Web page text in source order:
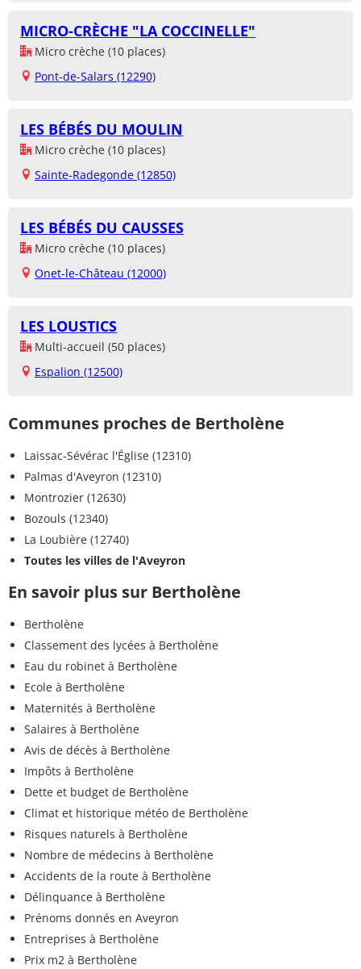
MICRO-CRÈCHE "LA COCCINELLE"
Micro crèche (10 places)
Pont-de-Salars (12290)
LES BÉBÉS DU MOULIN
Micro crèche (10 places)
Sainte-Radegonde (12850)
LES BÉBÉS DU CAUSSES
Micro crèche (10 places)
Onet-le-Château (12000)
LES LOUSTICS
Multi-accueil (50 places)
Espalion (12500)
Communes proches de Bertholène
Laissac-Sévérac l'Église (12310)
Palmas d'Aveyron (12310)
Montrozier (12630)
Bozouls (12340)
La Loubière (12740)
Toutes les villes de l'Aveyron
En savoir plus sur Bertholène
Bertholène
Classement des lycées à Bertholène
Eau du robinet à Bertholène
Ecole à Bertholène
Maternités à Bertholène
Salaires à Bertholène
Avis de décès à Bertholène
Impôts à Bertholène
Dette et budget de Bertholène
Climat et historique météo de Bertholène
Risques naturels à Bertholène
Nombre de médecins à Bertholène
Accidents de la route à Bertholène
Délinquance à Bertholène
Prénoms donnés en Aveyron
Entreprises à Bertholène
Prix m2 à Bertholène